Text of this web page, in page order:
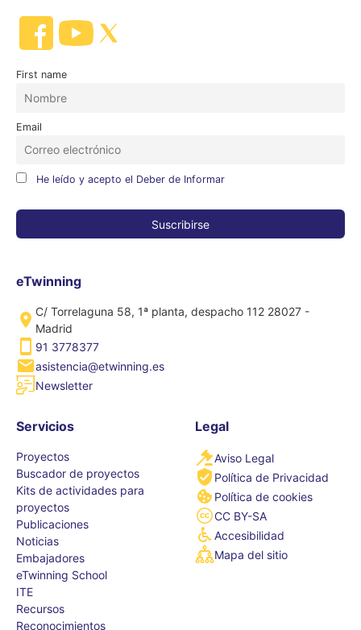
First name
Email
He leído y acepto el Deber de Informar
eTwinning
C/ Torrelaguna 58, 1ª planta, despacho 112 28027 -
Madrid
91 3778377
asistencia@etwinning.es
Newsletter
Servicios
Proyectos
Buscador de proyectos
Kits de actividades para
proyectos
Publicaciones
Noticias
Embajadores
eTwinning School
ITE
Recursos
Reconocimientos
Legal
Aviso Legal
Política de Privacidad
Política de cookies
CC BY-SA
Accesibilidad
Mapa del sitio